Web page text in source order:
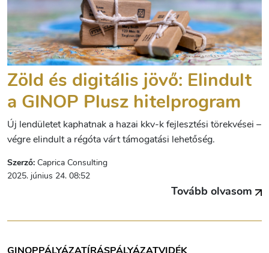
Zöld és digitális jövő: Elindult
a GINOP Plusz hitelprogram
Új lendületet kaphatnak a hazai kkv-k fejlesztési törekvései –
végre elindult a régóta várt támogatási lehetőség.
Szerző: Caprica Consulting
2025. június 24. 08:52
Tovább olvasom